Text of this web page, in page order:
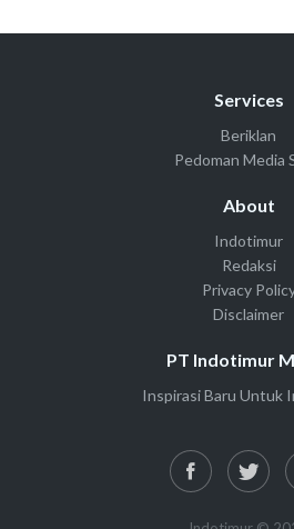
Services
Beriklan
Pedoman Media
About
Indotimur
Redaksi
Privacy
Disclaimer
PT Indotimur
Inspirasi Baru Untuk